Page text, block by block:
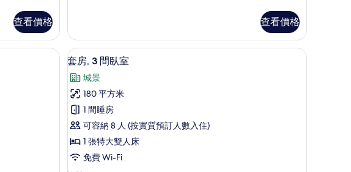
查看價格
雙
人
床
的
相
片
1
張
特
雙
人
床
詳
情
查看價格
| 房內夾萬、遮光窗簾/窗簾、隔音、熨斗/熨衫板
載
入
所
有
套
房,
3
間
套房, 3 間臥室 | 房內夾萬、遮光窗簾/窗簾、
7
套房, 3 間臥室
城景
180 平方米
1 間睡房
可容納 8 人 (按實質預訂人數入住)
1 張特大雙人床
免費 Wi-Fi